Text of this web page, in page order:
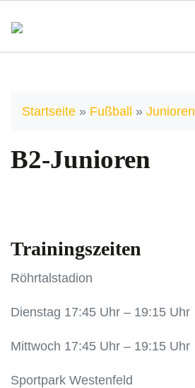
Startseite » Fußball » Junioren
B2-Junioren
Trainingszeiten
Röhrtalstadion
Dienstag 17:45 Uhr – 19:15 Uhr
Mittwoch 17:45 Uhr – 19:15 Uhr
Sportpark Westenfeld